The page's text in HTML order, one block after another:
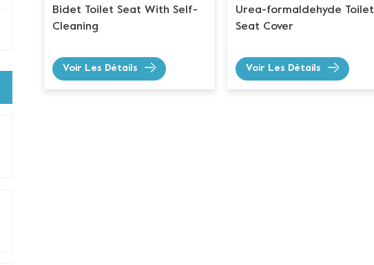
Bidet Toilet Seat With Self-
Cleaning
Voir Les Détails
Urea-formaldehyde Toilet
Seat Cover
Voir Les Détails